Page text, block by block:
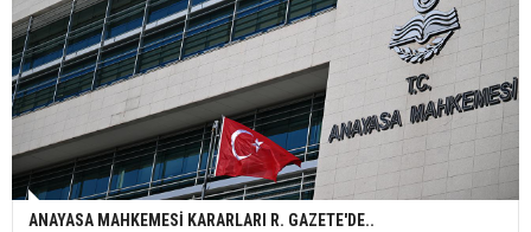
ANAYASA MAHKEMESİ KARARLARI R. GAZETE'DE..